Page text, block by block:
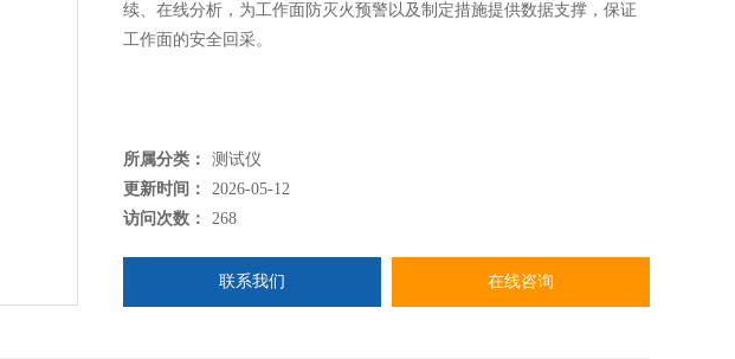
续、在线分析，为工作面防灭火预警以及制定措施提供数据支撑，保证
工作面的安全回采。
所属分类：
测试仪
更新时间：
2026-05-12
访问次数：
268
联系我们 在线咨询